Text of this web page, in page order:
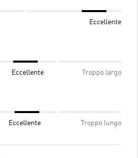
Eccellente
Eccellente Troppo largo
Eccellente Troppo lungo